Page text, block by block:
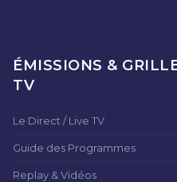
ÉMISSIONS &
TV
Le Direct / Live TV
Guide des Programmes
Replay & Vidéos